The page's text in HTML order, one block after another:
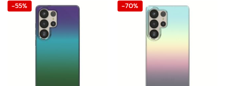
1,190 ฿.355 ฿.
1,190 ฿.715 ฿.
-55% -70%